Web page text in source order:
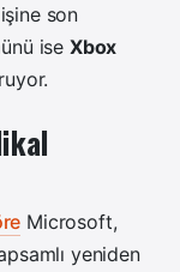
işine son
ise Xbox
Microsoft,
yeniden